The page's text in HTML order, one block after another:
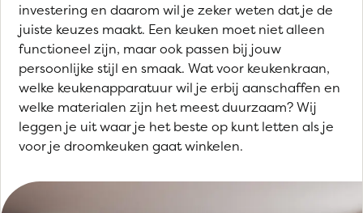
investering en daarom wil je zeker weten dat je de
juiste keuzes maakt. Een keuken moet niet alleen
functioneel zijn, maar ook passen bij jouw
persoonlijke stijl en smaak. Wat voor keukenkraan,
welke keukenapparatuur wil je erbij aanschaffen en
welke materialen zijn het meest duurzaam? Wij
leggen je uit waar je het beste op kunt letten als je
voor je droomkeuken gaat winkelen.